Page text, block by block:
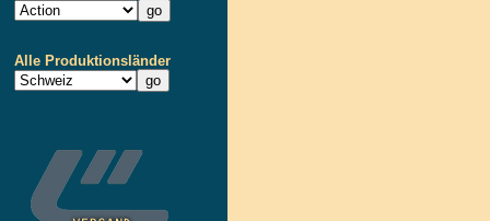
Alle Produktionsländer